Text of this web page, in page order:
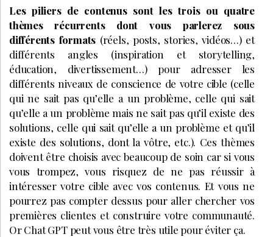
Les piliers de contenus sont les trois ou quatre
thèmes récurrents dont vous parlerez sous
différents formats (réels, posts, stories, vidéos…) et
différents angles (inspiration et storytelling,
éducation, divertissement…) pour adresser les
différents niveaux de conscience de votre cible (celle
qui ne sait pas qu’elle a un problème, celle qui sait
qu’elle a un problème mais ne sait pas qu’il existe des
solutions, celle qui sait qu’elle a un problème et qu’il
existe des solutions, dont la vôtre, etc.). Ces thèmes
doivent être choisis avec beaucoup de soin car si vous
vous trompez, vous risquez de ne pas réussir à
intéresser votre cible avec vos contenus. Et vous ne
pourrez pas compter dessus pour aller chercher vos
premières clientes et construire votre communauté.
Or Chat GPT peut vous être très utile pour éviter ça.